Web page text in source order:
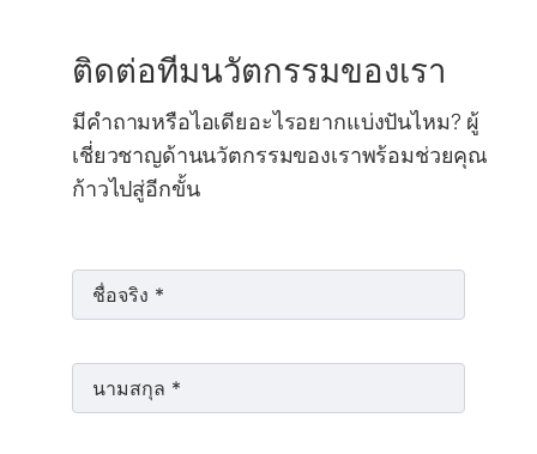
ติดต่อทีมนวัตกรรมของเรา
มีคำถามหรือไอเดียอะไรอยากแบ่งปันไหม? ผู้
เชี่ยวชาญด้านนวัตกรรมของเราพร้อมช่วยคุณ
ก้าวไปสู่อีกขั้น